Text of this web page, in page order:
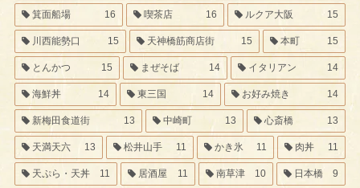
箕面船場 16 喫茶店 16 ルクア大阪 15
川西能勢口 15 天神橋筋商店街 15 本町 15
とんかつ 15 まぜそば 14 イタリアン 14
海鮮丼 14 東三国 14 お好み焼き 14
新梅田食道街 13 中崎町 13 心斎橋 13
天満天六 13 松井山手 11 かき氷 11 肉丼 11
天ぷら・天丼 11 居酒屋 11 南草津 10 日本橋 9